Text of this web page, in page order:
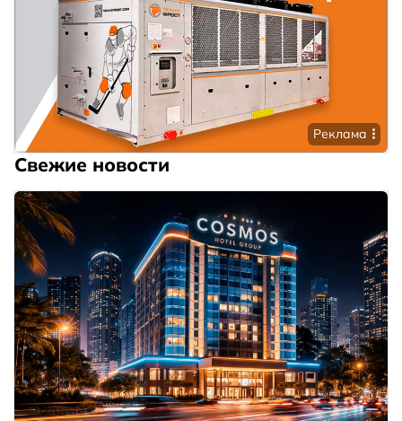
Реклама
Свежие новости